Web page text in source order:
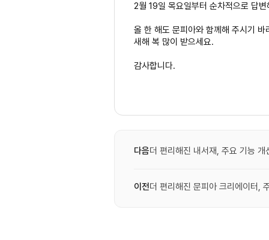
2월 19일 목요일부터 순차적으로 답
올 한 해도 문피아와 함께해 주시기 바
새해 복 많이 받으세요.
감사합니다.
다음더 편리해진 내서재, 주요 기능 개
이전더 편리해진 문피아 크리에이터,